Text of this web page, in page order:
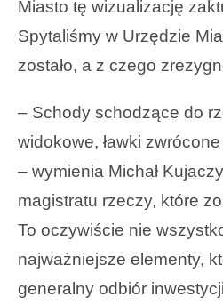
Miasto tę wizualizację
Spytaliśmy w Urzędzie
zostało, a z czego
– Schody schodzące do
widokowe, ławki
– wymienia Michał
magistratu rzeczy, które
To oczywiście nie
najważniejsze elementy,
generalny odbiór